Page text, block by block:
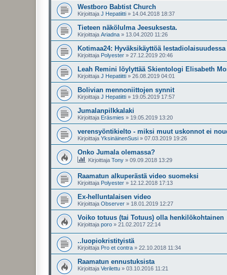
Westboro Babtist Church
Kirjoittaja J Hepatiitti » 14.04.2018 18:37
Tieteen näkölulma Jeesuksesta.
Kirjoittaja Ariadna » 13.04.2020 11:26
Kotimaa24: Hyväksikäyttöä
Kirjoittaja Polyester » 27.12.2019 20:46
Leah Remini löylyttää Skientologi Elisabeth
Kirjoittaja J Hepatiitti » 26.08.2019 04:01
Bolivian mennoniittojen synnit
Kirjoittaja J Hepatiitti » 19.05.2019 17:57
Jumalanpilkkalaki
Kirjoittaja Eräsmies » 19.05.2019 13:20
verensyöntikielto - miksi muut uskonnot ei
Kirjoittaja YksinäinenSusi » 07.03.2019 19:26
Onko Jumala olemassa?
Kirjoittaja Tony » 09.09.2018 13:29
Raamatun alkuperästä video suomeksi
Kirjoittaja Polyester » 12.12.2018 17:13
Ex-helluntalaisen video
Kirjoittaja Observer » 18.01.2019 12:27
Voiko totuus (tai Totuus) olla henkilökohtainen
Kirjoittaja poro » 21.02.2017 22:14
..luopiokristityistä
Kirjoittaja Pro et contra » 22.10.2018 11:34
Raamatun ennustuksista
Kirjoittaja Verilettu » 03.10.2016 11:21